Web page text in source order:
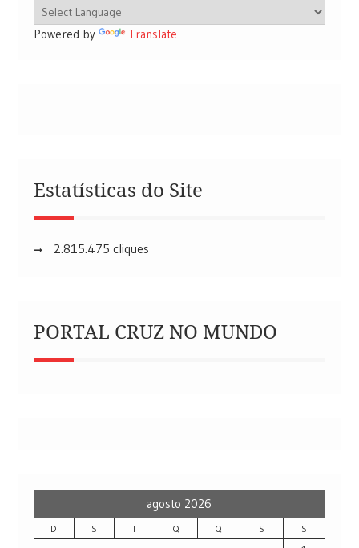
Powered by Translate
Estatísticas do Site
2.815.475 cliques
PORTAL CRUZ NO MUNDO
agosto 2026
D S T Q Q S
S